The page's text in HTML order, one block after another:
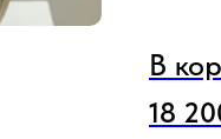
В
18